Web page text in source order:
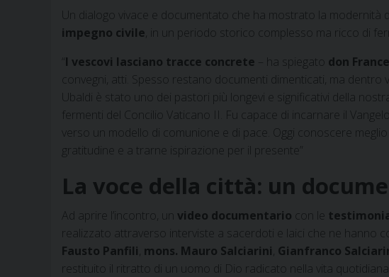
Un dialogo vivace e documentato che ha mostrato la modernità
impegno civile , in un periodo storico complesso ma ricco di
I vescovi lasciano tracce concrete – ha spiegato don
convegni, atti. Spesso restano documenti dimenticati, ma
Ubaldi è stato uno dei pastori più longevi e significativi della
fermenti del Concilio Vaticano II. Fu capace di incarnare il
verso un modello di comunione e di pace. Oggi conoscere
gratitudine e a trarne ispirazione per il presente”
La voce della città: un
Ad aprire l’incontro, un video documentario con le
realizzato attraverso interviste a sacerdoti e laici che ne hanno
Fausto Panfili mons. Mauro Salciarini Gianfranco
restituito il ritratto di un uomo di Dio radicato nella vita